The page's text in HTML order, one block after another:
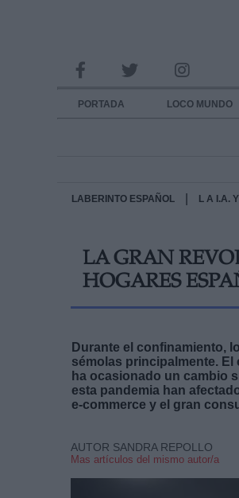
PORTADA LOCO MUNDO
LABERINTO ESPAÑOL L A I.A.
LA GRAN
HOGARES
Durante el confinamiento,
sémolas principalmente. El
ha ocasionado un cambio
esta pandemia han
e-commerce y el gran
AUTOR SANDRA REPOLLO
Mas artículos del mismo autor/a
INFORMACION SOBRE LA PROTECCIÓN
Responsable:
Destinatarios:
link
Información adicional
link